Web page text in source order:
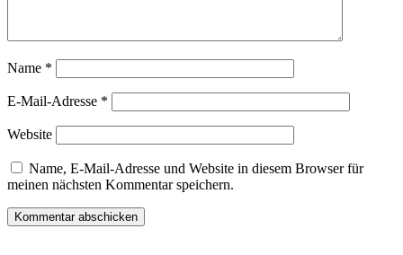
Name *
E-Mail-Adresse *
Website
Name, E-Mail-Adresse und Website in diesem Browser für
meinen nächsten Kommentar speichern.